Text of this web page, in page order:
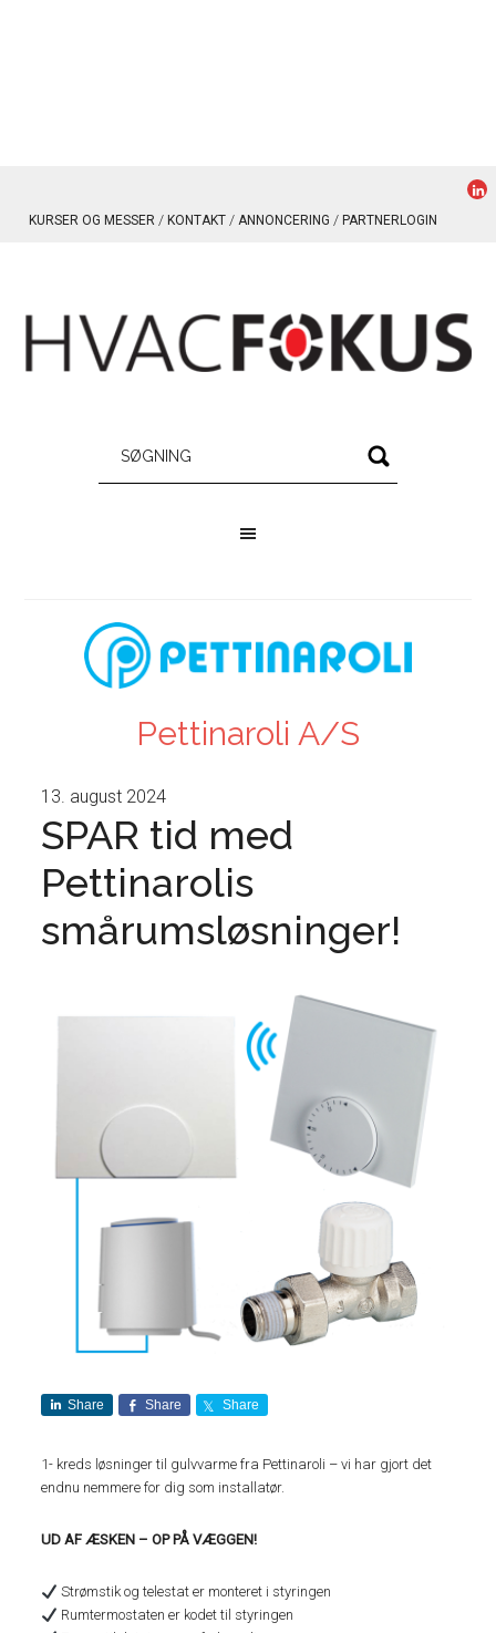
KURSER OG MESSER KONTAKT ANNONCERING PARTNERLOGIN
Pettinaroli A/S
13. august 2024
SPAR tid med
Pettinarolis
smårumsløsninger!
Share Share Share
1- kreds løsninger til gulvvarme fra Pettinaroli – vi har gjort det
endnu nemmere for dig som installatør.
UD AF ÆSKEN – OP PÅ VÆGGEN!
Strømstik og telestat er monteret i styringen
Rumtermostaten er kodet til styringen